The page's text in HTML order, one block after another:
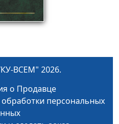
ВСЕМ" 2026.
о Продавце
персональных